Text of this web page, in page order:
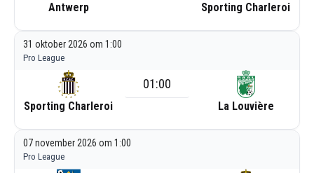
Antwerp Sporting Charleroi
31 oktober 2026 om 1:00
Pro League
Sporting Charleroi
01:00
La Louvière
07 november 2026 om 1:00
Pro League